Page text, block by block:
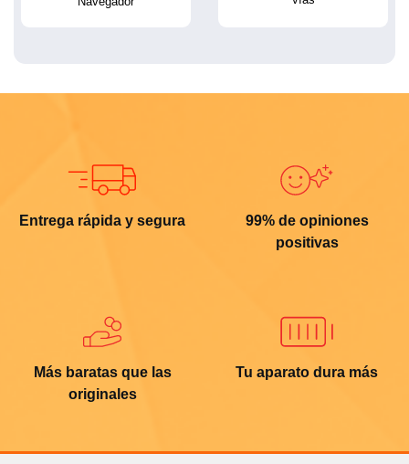
Entrega rápida y segura
99% de opiniones
positivas
Más baratas que las
originales
Tu aparato dura más